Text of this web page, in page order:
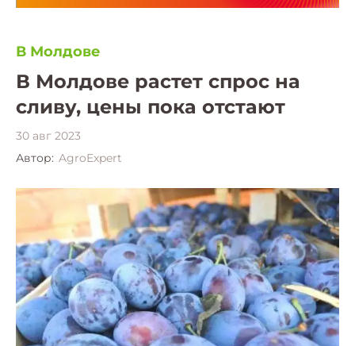
В Молдове
В Молдове растет спрос на
сливу, цены пока отстают
30 авг 2023
Автор: AgroExpert